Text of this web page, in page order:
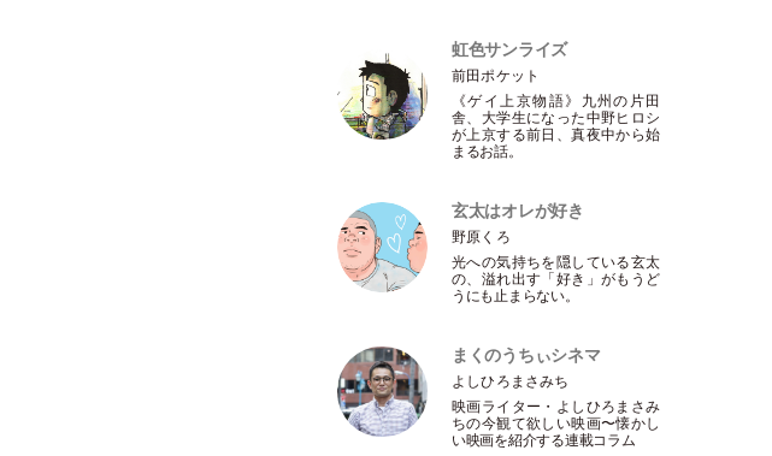
虹色サンライズ
前田ポケット
《ゲイ上京物語》九州の片田
舎、大学生になった中野ヒロシ
が上京する前日、真夜中から始
まるお話。
玄太はオレが好き
野原くろ
光への気持ちを隠している玄太
の、溢れ出す 「好き 」がもうど
うにも止まらない。
まくのうちぃシネマ
よしひろまさみち
映画ライター ・ よしひろまさみ
ちの今観て欲しい映画〜懐かし
い映画を紹介する連載コラム